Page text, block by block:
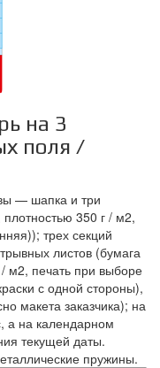
на 3
поля /
— шапка и три
350 г / м2,
трех секций
листов (бумага
м2, печать при выборе
с одной стороны),
макета заказчика); на
а на календарном
текущей даты.
пружины.